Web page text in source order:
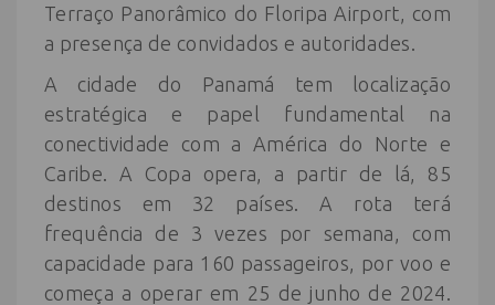
Terraço Panorâmico do Floripa Airport, com
a presença de convidados e autoridades.
A cidade do Panamá tem localização
estratégica e papel fundamental na
conectividade com a América do Norte e
Caribe. A Copa opera, a partir de lá, 85
destinos em 32 países. A rota terá
frequência de 3 vezes por semana, com
capacidade para 160 passageiros, por voo e
começa a operar em 25 de junho de 2024.